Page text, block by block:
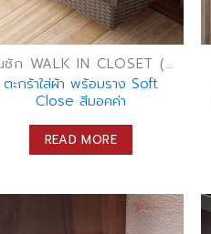
ลิ้นชัก WALK IN CLOSET (ลิ้นชักเก็บของ)
ตะกร้าใส่ผ้า พร้อมราง Soft
Close สีมอคค่า
READ MORE